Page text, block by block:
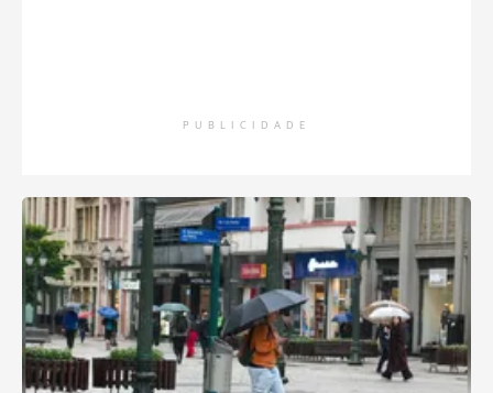
PUBLICIDADE